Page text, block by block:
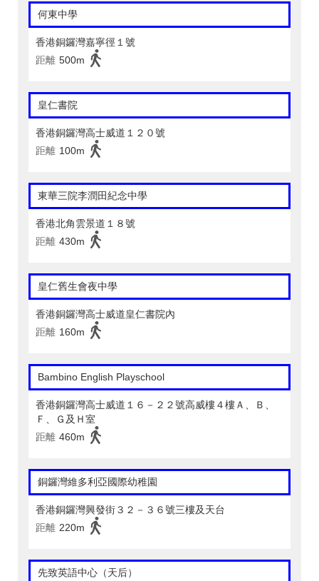
何東中學
香港銅鑼灣嘉寧徑１號
距離 500m
皇仁書院
香港銅鑼灣高士威道１２０號
距離 100m
東華三院李潤田紀念中學
香港北角雲景道１８號
距離 430m
皇仁舊生會夜中學
香港銅鑼灣高士威道皇仁書院內
距離 160m
Bambino English Playschool
香港銅鑼灣高士威道１６－２２號高威樓４樓Ａ、Ｂ、
Ｆ、Ｇ及Ｈ室
距離 460m
銅鑼灣維多利亞國際幼稚園
香港銅鑼灣興發街３２－３６號三樓及天台
距離 220m
先致英語中心（天后）